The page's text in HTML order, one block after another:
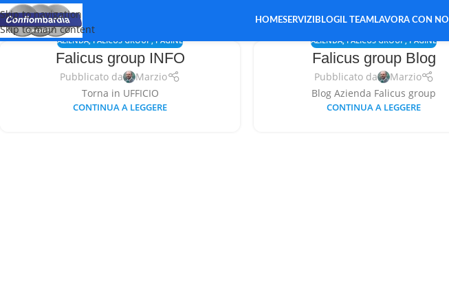
Skip to navigation
Skip to main content
HOMESERVIZI BLOG IL TEAM LAVORA CON NOI
AZIENDA FALICUS GROUP PAGINE
Falicus group INFO
Pubblicato da
Marzio
Torna in UFFICIO
CONTINUA A LEGGERE
AZIENDA FALICUS GROUP PAGINE
Falicus group Blog
Pubblicato da
Marzio
Blog Azienda Falicus group
CONTINUA A LEGGERE